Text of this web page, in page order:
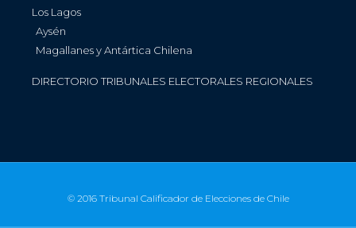
Los Lagos
Aysén
Magallanes y Antártica Chilena
DIRECTORIO TRIBUNALES ELECTORALES REGIONALES
© 2016 Tribunal Calificador de Elecciones de Chile